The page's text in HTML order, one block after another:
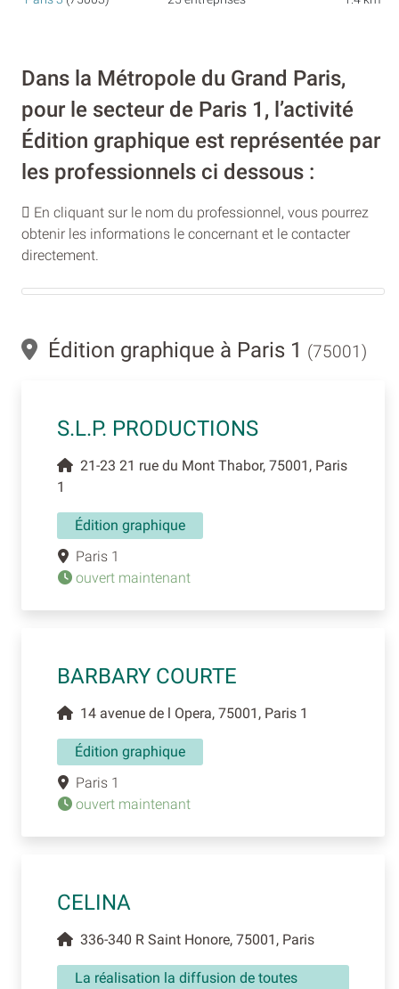
Dans la Métropole du Grand Paris,
pour le secteur de Paris 1, l’activité
Édition graphique est représentée par
les professionnels ci dessous :
En cliquant sur le nom du professionnel, vous pourrez
obtenir les informations le concernant et le contacter
directement.
Édition graphique à Paris 1 (75001)
S.L.P. PRODUCTIONS
21-23 21 rue du Mont Thabor, 75001, Paris
1
Édition graphique
Paris 1
ouvert maintenant
BARBARY COURTE
14 avenue de l Opera, 75001, Paris 1
Édition graphique
Paris 1
ouvert maintenant
CELINA
336-340 R Saint Honore, 75001, Paris
La réalisation la diffusion de toutes